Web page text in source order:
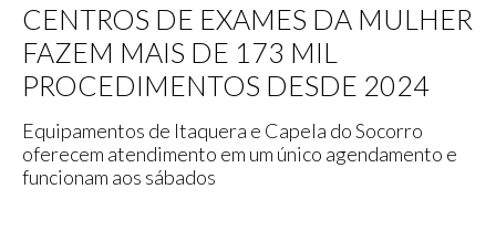
CENTROS DE EXAMES DA MULHER
FAZEM MAIS DE 173 MIL
PROCEDIMENTOS DESDE 2024
Equipamentos de Itaquera e Capela do Socorro
oferecem atendimento em um único agendamento e
funcionam aos sábados